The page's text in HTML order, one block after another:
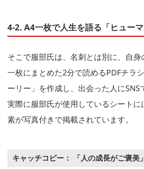
4-2. A4一枚で人生を語る「ヒューマ
そこで服部氏は、名刺とは別に、自
一枚にまとめた2分で読めるPDFチラ
ーリー」を作成し、出会った人にSNS
実際に服部氏が使用しているシート
素が写真付きで掲載されています。
キャッチコピー： 「人の成長がご褒美」